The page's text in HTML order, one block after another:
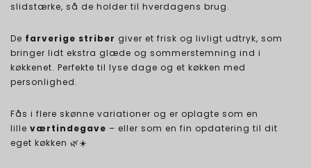
slidstærke, så de holder til hverdagens brug.
De farverige striber giver et frisk og livligt udtryk, som
bringer lidt ekstra glæde og sommerstemning ind i
køkkenet. Perfekte til lyse dage og et køkken med
personlighed.
Fås i flere skønne variationer og er oplagte som en
lille værtindegave – eller som en fin opdatering til dit
eget køkken 🌿☀️